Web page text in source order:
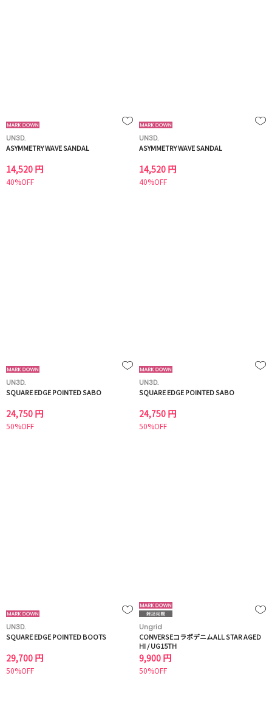
UN3D.
ASYMMETRY WAVE SANDAL
14,520 円
40%OFF
UN3D.
ASYMMETRY WAVE SANDAL
14,520 円
40%OFF
UN3D.
SQUARE EDGE POINTED SABO
24,750 円
50%OFF
UN3D.
SQUARE EDGE POINTED SABO
24,750 円
50%OFF
UN3D.
SQUARE EDGE POINTED BOOTS
29,700 円
50%OFF
Ungrid
CONVERSEコラボデニムALL STAR AGED
HI / UG15TH
9,900 円
50%OFF